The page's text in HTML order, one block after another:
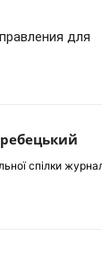
для
спілки